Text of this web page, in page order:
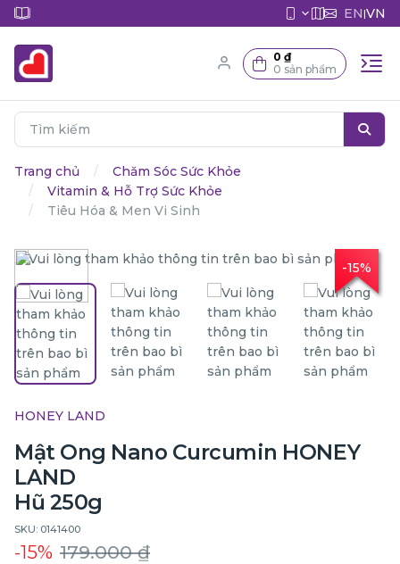
EN|VN
0 ₫
0 sản phẩm
Trang chủ
Chăm Sóc Sức Khỏe
Vitamin & Hỗ Trợ Sức Khỏe
Tiêu Hóa & Men Vi Sinh
-15%
HONEY LAND
Mật Ong Nano Curcumin HONEY
LAND
Hũ 250g
SKU: 0141400
-15% 179.000 ₫